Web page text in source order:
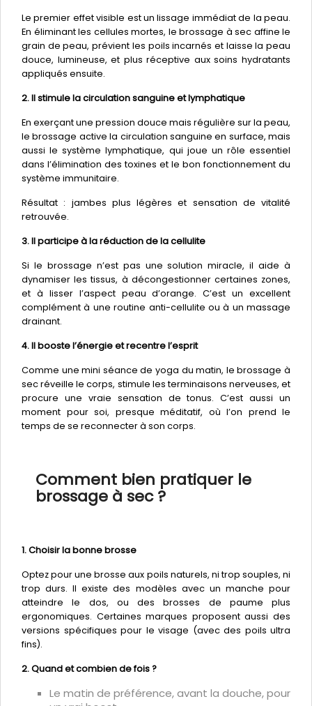
Le premier effet visible est un lissage immédiat de la peau.
En éliminant les cellules mortes, le brossage à sec affine le
grain de peau, prévient les poils incarnés et laisse la peau
douce, lumineuse, et plus réceptive aux soins hydratants
appliqués ensuite.
2. Il stimule la circulation sanguine et lymphatique
En exerçant une pression douce mais régulière sur la peau,
le brossage active la circulation sanguine en surface, mais
aussi le système lymphatique, qui joue un rôle essentiel
dans l’élimination des toxines et le bon fonctionnement du
système immunitaire.
Résultat : jambes plus légères et sensation de vitalité
retrouvée.
3. Il participe à la réduction de la cellulite
Si le brossage n’est pas une solution miracle, il aide à
dynamiser les tissus, à décongestionner certaines zones,
et à lisser l’aspect peau d’orange. C’est un excellent
complément à une routine anti-cellulite ou à un massage
drainant.
4. Il booste l’énergie et recentre l’esprit
Comme une mini séance de yoga du matin, le brossage à
sec réveille le corps, stimule les terminaisons nerveuses, et
procure une vraie sensation de tonus. C’est aussi un
moment pour soi, presque méditatif, où l’on prend le
temps de se reconnecter à son corps.
Comment bien pratiquer le
brossage à sec ?
1. Choisir la bonne brosse
Optez pour une brosse aux poils naturels, ni trop souples, ni
trop durs. Il existe des modèles avec un manche pour
atteindre le dos, ou des brosses de paume plus
ergonomiques. Certaines marques proposent aussi des
versions spécifiques pour le visage (avec des poils ultra
fins).
2. Quand et combien de fois ?
Le matin de préférence, avant la douche, pour